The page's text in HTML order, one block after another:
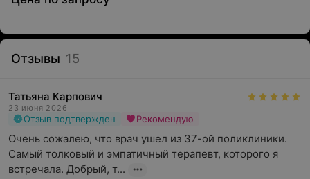
Отзывы 15
Татьяна Карпович
23 июня 2026
Отзыв подтвержден Рекомендую
Очень сожалею, что врач ушел из 37-ой поликлиники.
Самый толковый и эмпатичный терапевт, которого я
встречала. Добрый, т...